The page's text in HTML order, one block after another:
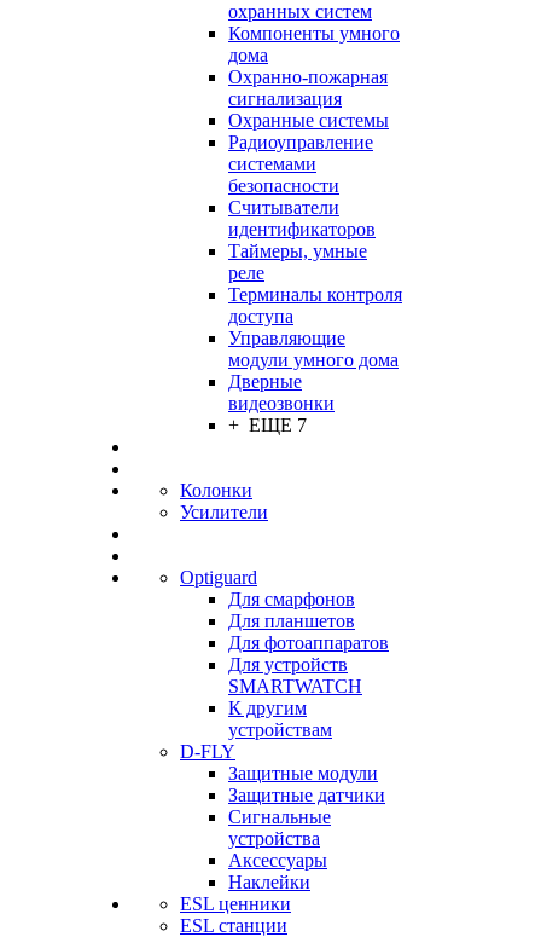
охранных систем
Компоненты умного
дома
Охранно-пожарная
сигнализация
Охранные системы
Радиоуправление
системами
безопасности
Считыватели
идентификаторов
Таймеры, умные
реле
Терминалы контроля
доступа
Управляющие
модули умного дома
Дверные
видеозвонки
+ ЕЩЕ 7
Колонки
Усилители
Optiguard
Для смарфонов
Для планшетов
Для фотоаппаратов
Для устройств
SMARTWATCH
К другим
устройствам
D-FLY
Защитные модули
Защитные датчики
Сигнальные
устройства
Аксессуары
Наклейки
ESL ценники
ESL станции